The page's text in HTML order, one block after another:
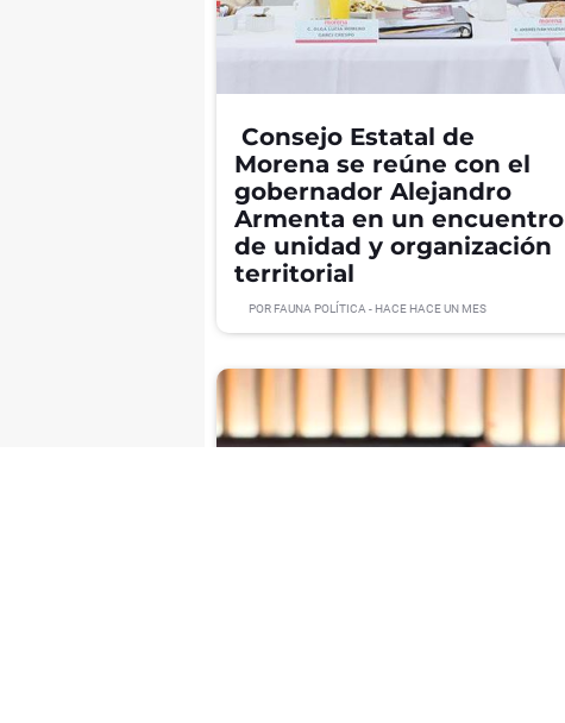
Consejo Estatal de
Morena se reúne con el
gobernador Alejandro
Armenta en un encuentro
de unidad y organización
territorial
POR FAUNA POLÍTICA - HACE HACE UN MES